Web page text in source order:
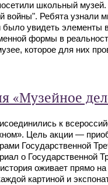
школьный
войны". Ребята узнали
увидеть элементы
формы в
которое для них
«Музейное
к
Цель акции —
Государственной
о Государственной
оживает прямо
картиной и